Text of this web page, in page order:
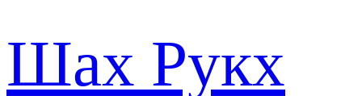
Шах Рукх